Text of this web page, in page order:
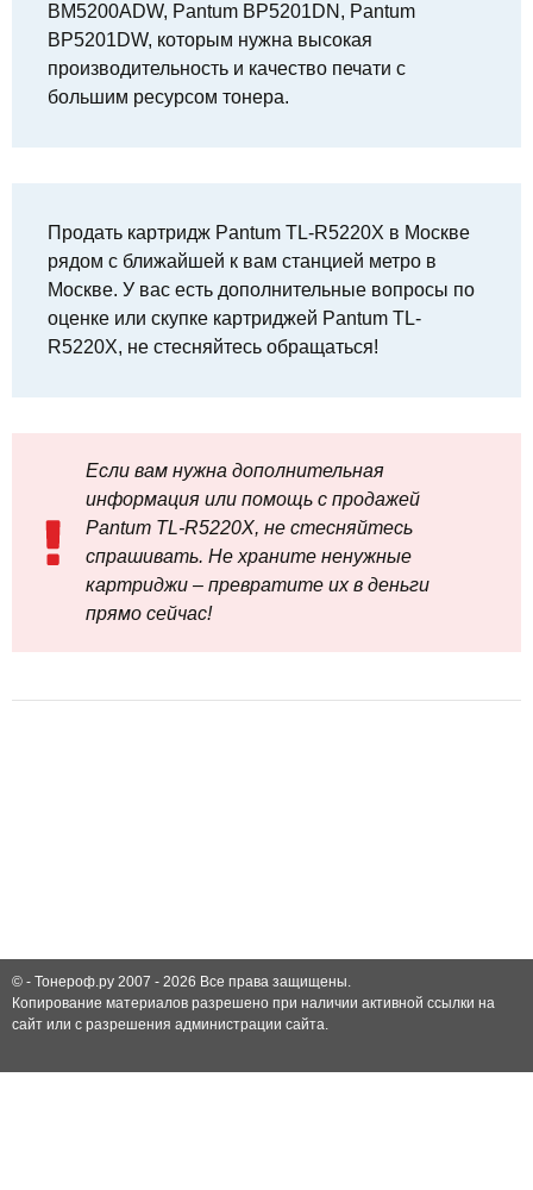
BM5200ADW, Pantum BP5201DN, Pantum
BP5201DW, которым нужна высокая
производительность и качество печати с
большим ресурсом тонера.
Продать картридж Pantum TL-R5220X в Москве
рядом с ближайшей к вам станцией метро в
Москве. У вас есть дополнительные вопросы по
оценке или скупке картриджей Pantum TL-
R5220X, не стесняйтесь обращаться!
Если вам нужна дополнительная
информация или помощь с продажей
Pantum TL-R5220X, не стесняйтесь
спрашивать. Не храните ненужные
картриджи – превратите их в деньги
прямо сейчас!
© - Тонероф.ру 2007 - 2026 Все права защищены.
Копирование материалов разрешено при наличии активной ссылки на
сайт или с разрешения администрации сайта.